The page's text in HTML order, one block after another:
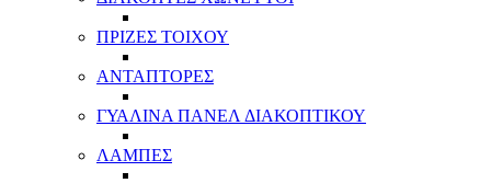
ΠΡΙΖΕΣ ΤΟΙΧΟΥ
ΑΝΤΑΠΤΟΡΕΣ
ΓΥΑΛΙΝΑ ΠΑΝΕΛ ΔΙΑΚΟΠΤΙΚΟΥ
ΛΑΜΠΕΣ